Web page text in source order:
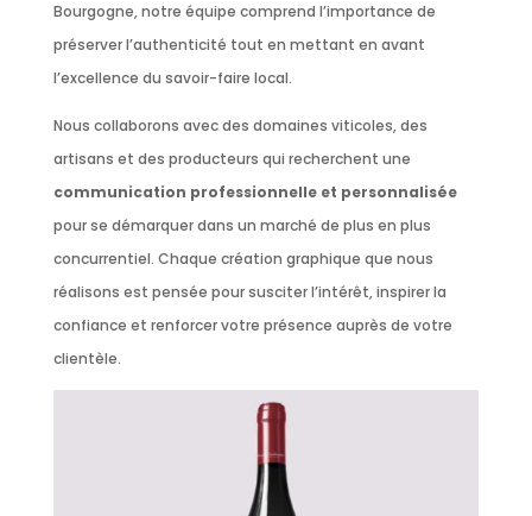
Bourgogne, notre équipe comprend l’importance de
préserver l’authenticité tout en mettant en avant
l’excellence du savoir-faire local.
Nous collaborons avec des domaines viticoles, des
artisans et des producteurs qui recherchent une
communication professionnelle et personnalisée
pour se démarquer dans un marché de plus en plus
concurrentiel. Chaque création graphique que nous
réalisons est pensée pour susciter l’intérêt, inspirer la
confiance et renforcer votre présence auprès de votre
clientèle.